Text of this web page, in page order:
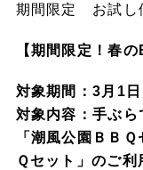
期間限定 お試し
【期間限定！春
対象期間：3月1
対象内容：手ぶ
「潮風公園ＢＢ
Ｑセット」のご利